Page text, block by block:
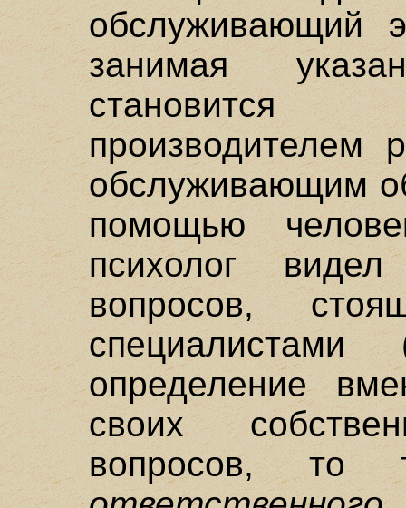
обслуживающий
занимая
производителем
обслуживающим
помощью
психолог
вопросов,
специалистами
определение
своих
вопросов, то